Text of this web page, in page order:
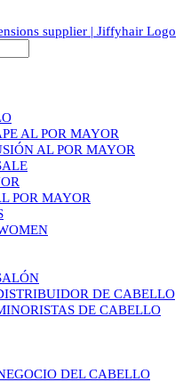
AL POR MAYOR
AL POR MAYOR
POR MAYOR
DE CABELLO
DE CABELLO
DEL CABELLO